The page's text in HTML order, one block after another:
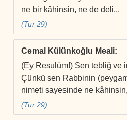
ne bir kâhinsin, ne de deli...
(Tur 29)
Cemal Külünkoğlu Meali:
(Ey Resulüm!) Sen tebliğ ve
Çünkü sen Rabbinin
nimeti sayesinde ne
(Tur 29)